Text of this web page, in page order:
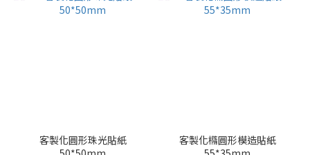
客製化圓形珠光貼紙
客製化橢圓形模造貼紙